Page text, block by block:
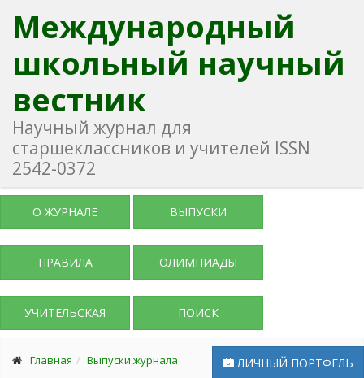
Международный
школьный научный
вестник
Научный журнал для
старшеклассников и учителей ISSN
2542-0372
О ЖУРНАЛЕ ВЫПУСКИ
ПРАВИЛА ОЛИМПИАДЫ
УЧИТЕЛЬСКАЯ ПОИСК
ЛИЧНЫЙ ПОРТФЕЛЬ
Главная Выпуски журнала